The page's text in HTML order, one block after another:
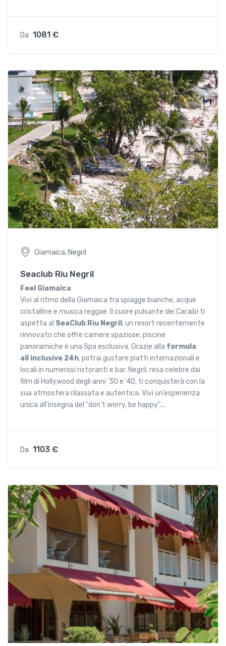
Da 1081 €
Giamaica, Negril
Seaclub Riu Negril
Feel Giamaica
Vivi al ritmo della Giamaica tra spiagge bianche, acque
cristalline e musica reggae. Il cuore pulsante dei Caraibi ti
aspetta al SeaClub Riu Negril , un resort recentemente
rinnovato che offre camere spaziose, piscine
panoramiche e una Spa esclusiva. Grazie alla formula
all inclusive 24h, potrai gustare piatti internazionali e
locali in numerosi ristoranti e bar. Negril, resa celebre dai
film di Hollywood degli anni '30 e '40, ti conquisterà con la
sua atmosfera rilassata e autentica. Vivi un’esperienza
unica all’insegna del “don’t worry, be happy”....
Da 1103 €